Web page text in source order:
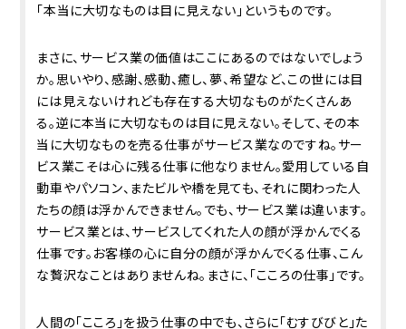
「本当に大切なものは目に見えない」というものです。
まさに、サービス業の価値はここにあるのではないでしょう
か。思いやり、感謝、感動、癒し、夢、希望など、この世には目
には見えないけれども存在する大切なものがたくさんあ
る。逆に本当に大切なものは目に見えない。そして、その本
当に大切なものを売る仕事がサービス業なのですね。サー
ビス業こそは心に残る仕事に他なりません。愛用している自
動車やパソコン、またビルや橋を見ても、それに関わった人
たちの顔は浮かんできません。でも、サービス業は違います。
サービス業とは、サービスしてくれた人の顔が浮かんでくる
仕事です。お客様の心に自分の顔が浮かんでくる仕事、こん
な贅沢なことはありませんね。まさに、「こころの仕事」です。
人間の「こころ」を扱う仕事の中でも、さらに「むすびびと」た